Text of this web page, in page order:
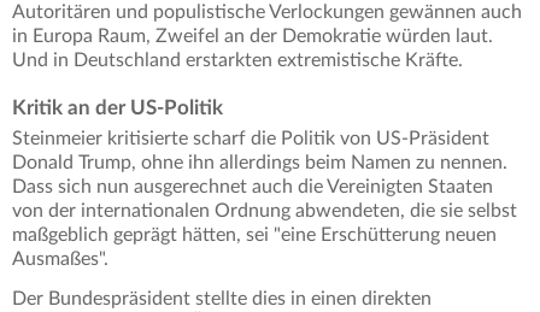
Autoritären und populistische Verlockungen gewännen auch
in Europa Raum, Zweifel an der Demokratie würden laut.
Und in Deutschland erstarkten extremistische Kräfte.
Kritik an der US-Politik
Steinmeier kritisierte scharf die Politik von US-Präsident
Donald Trump, ohne ihn allerdings beim Namen zu nennen.
Dass sich nun ausgerechnet auch die Vereinigten Staaten
von der internationalen Ordnung abwendeten, die sie selbst
maßgeblich geprägt hätten, sei "eine Erschütterung neuen
Ausmaßes".
Der Bundespräsident stellte dies in einen direkten